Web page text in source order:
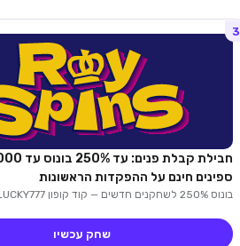
3
ספינים חינם על ההפקדות הראשונות
בונוס 250% לשחקנים חדשים — קוד קופון LUCKY777.
שחק עכשיו